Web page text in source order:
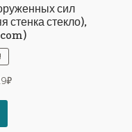
сил
стекло),
₽Текущая